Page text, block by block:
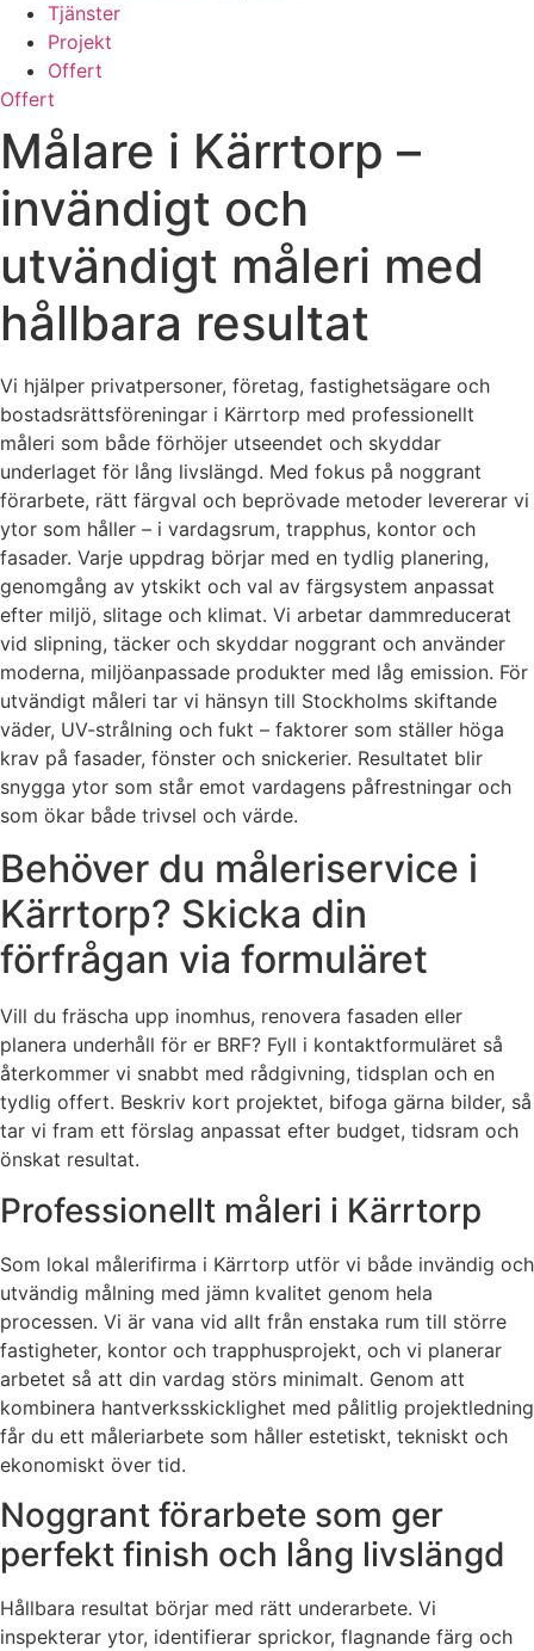
Tjänster
Projekt
Offert
Offert
Målare i Kärrtorp –
invändigt och
utvändigt måleri med
hållbara resultat
Vi hjälper privatpersoner, företag, fastighetsägare och
bostadsrättsföreningar i Kärrtorp med professionellt
måleri som både förhöjer utseendet och skyddar
underlaget för lång livslängd. Med fokus på noggrant
förarbete, rätt färgval och beprövade metoder levererar vi
ytor som håller – i vardagsrum, trapphus, kontor och
fasader. Varje uppdrag börjar med en tydlig planering,
genomgång av ytskikt och val av färgsystem anpassat
efter miljö, slitage och klimat. Vi arbetar dammreducerat
vid slipning, täcker och skyddar noggrant och använder
moderna, miljöanpassade produkter med låg emission. För
utvändigt måleri tar vi hänsyn till Stockholms skiftande
väder, UV-strålning och fukt – faktorer som ställer höga
krav på fasader, fönster och snickerier. Resultatet blir
snygga ytor som står emot vardagens påfrestningar och
som ökar både trivsel och värde.
Behöver du måleriservice i
Kärrtorp? Skicka din
förfrågan via formuläret
Vill du fräscha upp inomhus, renovera fasaden eller
planera underhåll för er BRF? Fyll i kontaktformuläret så
återkommer vi snabbt med rådgivning, tidsplan och en
tydlig offert. Beskriv kort projektet, bifoga gärna bilder, så
tar vi fram ett förslag anpassat efter budget, tidsram och
önskat resultat.
Professionellt måleri i Kärrtorp
Som lokal målerifirma i Kärrtorp utför vi både invändig och
utvändig målning med jämn kvalitet genom hela
processen. Vi är vana vid allt från enstaka rum till större
fastigheter, kontor och trapphusprojekt, och vi planerar
arbetet så att din vardag störs minimalt. Genom att
kombinera hantverksskicklighet med pålitlig projektledning
får du ett måleriarbete som håller estetiskt, tekniskt och
ekonomiskt över tid.
Noggrant förarbete som ger
perfekt finish och lång livslängd
Hållbara resultat börjar med rätt underarbete. Vi
inspekterar ytor, identifierar sprickor, flagnande färg och